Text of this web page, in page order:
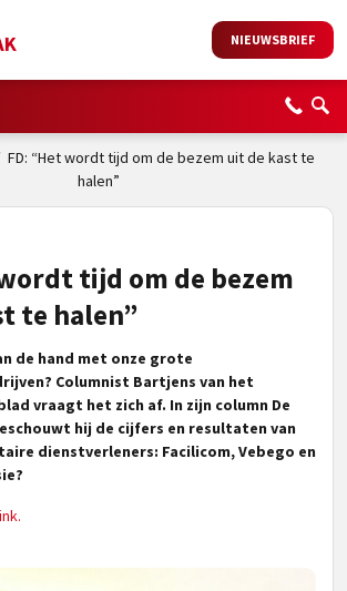
NIEUWSBRIEF
FD: “Het wordt tijd om de bezem uit de kast te
halen”
tijd om de bezem
te halen”
de hand met onze grote
Columnist Bartjens van het
vraagt het zich af. In zijn column De
hij de cijfers en resultaten van
dienstverleners: Facilicom, Vebego en